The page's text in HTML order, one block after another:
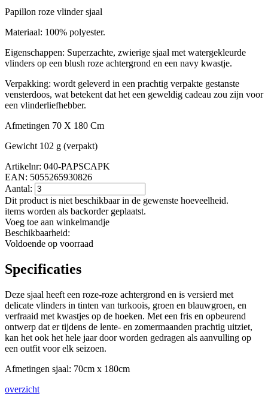
Papillon roze vlinder sjaal
Materiaal: 100% polyester.
Eigenschappen: Superzachte, zwierige sjaal met watergekleurde
vlinders op een blush roze achtergrond en een navy kwastje.
Verpakking: wordt geleverd in een prachtig verpakte gestanste
vensterdoos, wat betekent dat het een geweldig cadeau zou zijn voor
een vlinderliefhebber.
Afmetingen 70 X 180 Cm
Gewicht 102 g (verpakt)
Artikelnr: 040-PAPSCAPK
EAN: 5055265930826
Aantal:
Dit product is niet beschikbaar in de gewenste hoeveelheid.
items worden als backorder geplaatst.
Voeg toe aan winkelmandje
Beschikbaarheid:
Voldoende op voorraad
Specificaties
Deze sjaal heeft een roze-roze achtergrond en is versierd met
delicate vlinders in tinten van turkoois, groen en blauwgroen, en
verfraaid met kwastjes op de hoeken. Met een fris en opbeurend
ontwerp dat er tijdens de lente- en zomermaanden prachtig uitziet,
kan het ook het hele jaar door worden gedragen als aanvulling op
een outfit voor elk seizoen.
Afmetingen sjaal: 70cm x 180cm
overzicht